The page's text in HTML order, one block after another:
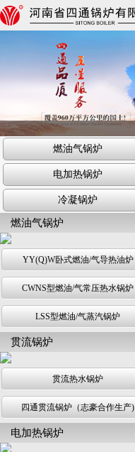
燃油气锅炉
电加热锅炉
冷凝锅炉
燃油气锅炉
YY(Q)W卧式燃油/气导热油炉
CWNS型燃油/气常压热水锅炉
LSS型燃油/气蒸汽锅炉
贯流锅炉
贯流热水锅炉
四通贯流锅炉（志豪合作生产)
电加热锅炉